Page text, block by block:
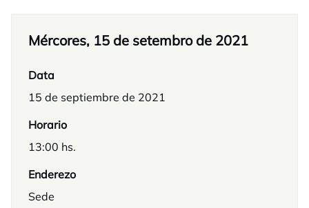
Mércores, 15 de setembro de 2021
Data
15 de septiembre de 2021
Horario
13:00 hs.
Enderezo
Sede